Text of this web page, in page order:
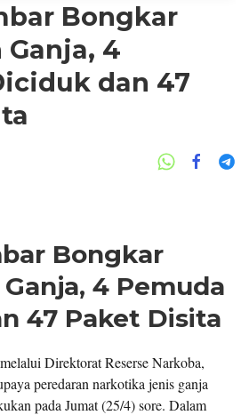
Bongkar
Ganja, 4
dan 47
Bongkar
4 Pemuda
47 Paket Disita
melalui Direktorat Reserse Narkoba,
peredaran narkotika jenis ganja
pada Jumat (25/4) sore. Dalam